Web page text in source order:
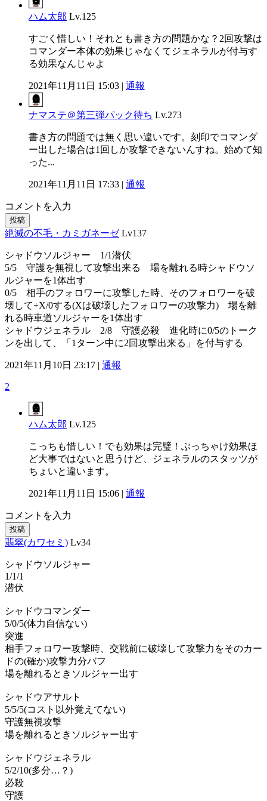
ハム太郎 Lv.125
すごく惜しい！それとも書き方の問題かな？2回攻撃は
コマンダー本体の効果じゃなくてジェネラルが付与す
る効果なんじゃよ
2021年11月11日 15:03 | 通報
ナマステ＠第三弾パック待ち Lv.273
書き方の問題では無く思い違いです。刻印でコマンダ
ー出した場合は1回しか攻撃できないんすね。始めて知
った...
2021年11月11日 17:33 | 通報
コメントを入力
投稿
絶滅の不毛・カミガネーゼ Lv137
シャドウソルジャー 1/1潜伏
5/5 守護を無視して攻撃出来る 場を離れる時シャドウソ
ルジャーを1体出す
0/5 相手のフォロワーに攻撃した時、そのフォロワーを破
壊して+X/0する(Xは破壊したフォロワーの攻撃力) 場を離
れる時車道ソルジャーを1体出す
シャドウジェネラル 2/8 守護必殺 進化時に0/5のトーク
ンを出して、「1ターン中に2回攻撃出来る」を付与する
2021年11月10日 23:17 | 通報
2
ハム太郎 Lv.125
こっちも惜しい！でも効果は完璧！ぶっちゃけ効果ほ
ど大事ではないと思うけど、ジェネラルのスタッツが
ちょいと違います。
2021年11月11日 15:06 | 通報
コメントを入力
投稿
翡翠(カワセミ) Lv34
シャドウソルジャー
1/1/1
潜伏
シャドウコマンダー
5/0/5(体力自信ない)
突進
相手フォロワー攻撃時、交戦前に破壊して攻撃力をそのカー
ドの(確か)攻撃力分バフ
場を離れるときソルジャー出す
シャドウアサルト
5/5/5(コスト以外覚えてない)
守護無視攻撃
場を離れるときソルジャー出す
シャドウジェネラル
5/2/10(多分…？)
必殺
守護